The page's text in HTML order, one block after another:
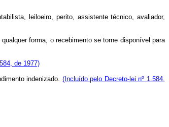
leiloeiro, perito, assistente técnico, avaliador,
forma, o recebimento se torne disponível para
de 1977)
indenizado. (Incluído pelo Decreto-lei nº 1.584,